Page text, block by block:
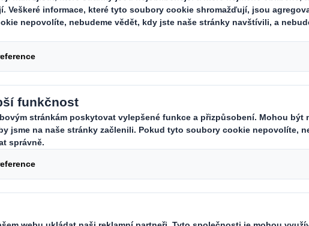
formulář
a odešlete níže uvedený formulář a člen našeho týmu DS Smith vás bude brzy
jméno Příjmení
e-mailová adresa Telefonní číslo